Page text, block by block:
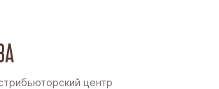
центр